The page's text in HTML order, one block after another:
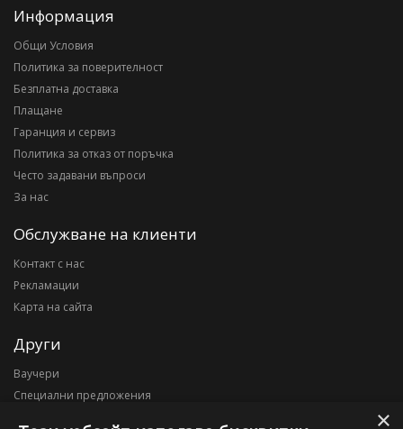
Информация
Общи Условия
Политика за поверителност
Безплатна доставка
Плащане
Гаранция и сервиз
Политика за отказ от поръчка
Често задавани въпроси
За нас
Обслужване на клиенти
Контакт с нас
Рекламации
Карта на сайта
Други
Ваучери
Специални предложения
×